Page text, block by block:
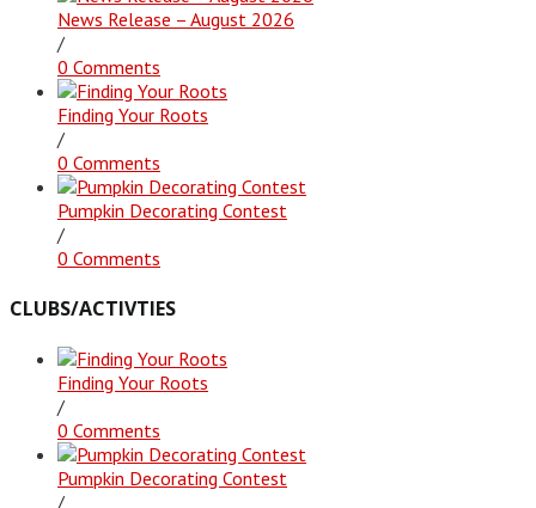
News Release – August 2026
/
0 Comments
Finding Your Roots
/
0 Comments
Pumpkin Decorating Contest
/
0 Comments
CLUBS/ACTIVTIES
Finding Your Roots
/
0 Comments
Pumpkin Decorating Contest
/